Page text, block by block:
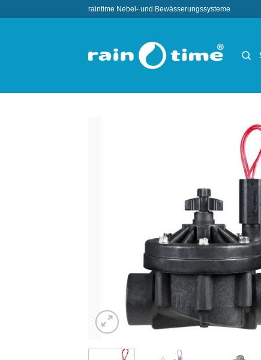
raintime Nebel- und Bewässerungssysteme